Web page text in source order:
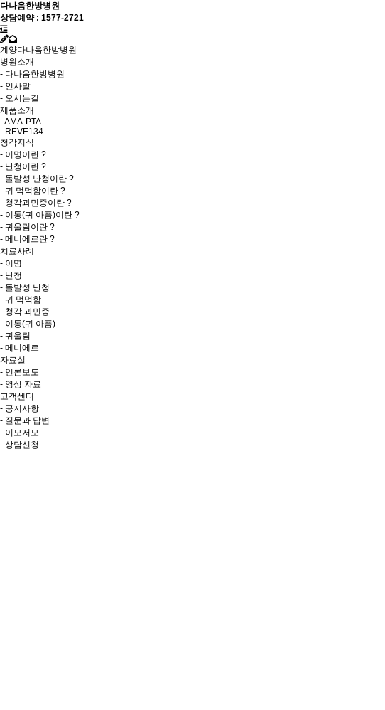
다나음한방병원
상담예약 : 1577-2721
계양다나음한방병원
병원소개
- 다나음한방병원
- 인사말
- 오시는길
제품소개
- AMA-PTA
- REVE134
청각지식
- 이명이란 ?
- 난청이란 ?
- 돌발성 난청이란 ?
- 귀 먹먹함이란 ?
- 청각과민증이란 ?
- 이통(귀 아픔)이란 ?
- 귀울림이란 ?
- 메니에르란 ?
치료사례
- 이명
- 난청
- 돌발성 난청
- 귀 먹먹함
- 청각 과민증
- 이통(귀 아픔)
- 귀울림
- 메니에르
자료실
- 언론보도
- 영상 자료
고객센터
- 공지사항
- 질문과 답변
- 이모저모
- 상담신청